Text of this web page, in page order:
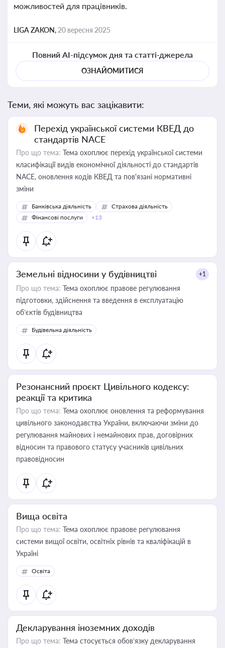
можливостей для працівників.
LIGA ZAKON, 20 вересня 2025
Повний AI-підсумок дня та статті-джерела
ОЗНАЙОМИТИСЯ
Теми, які можуть вас зацікавити:
Перехід української системи КВЕД до
стандартів NACE
Про що тема: Тема охоплює перехід української системи
класифікації видів економічної діяльності до стандартів
NACE, оновлення кодів КВЕД та пов'язані нормативні
зміни
Банківська діяльність
Страхова діяльність
Фінансові послуги
+13
Земельні відносини у будівництві +1
Про що тема: Тема охоплює правове регулювання
підготовки, здійснення та введення в експлуатацію
об’єктів будівництва
Будівельна діяльність
Резонансний проєкт Цивільного кодексу:
реакції та критика
Про що тема: Тема охоплює оновлення та реформування
цивільного законодавства України, включаючи зміни до
регулювання майнових і немайнових прав, договірних
відносин та правового статусу учасників цивільних
правовідносин
Вища освіта
Про що тема: Тема охоплює правове регулювання
системи вищої освіти, освітніх рівнів та кваліфікацій в
Україні
Освіта
Декларування іноземних доходів
Про що тема: Тема стосується обов’язку декларування